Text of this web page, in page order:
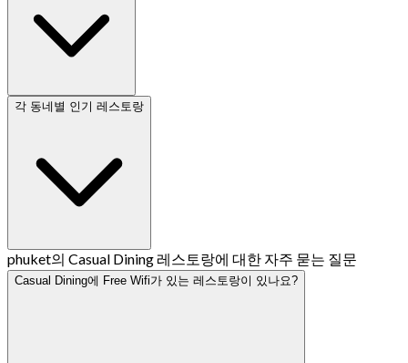
각 동네별 인기 레스토랑
phuket의 Casual Dining 레스토랑에 대한 자주 묻는 질문
Casual Dining에 Free Wifi가 있는 레스토랑이 있나요?